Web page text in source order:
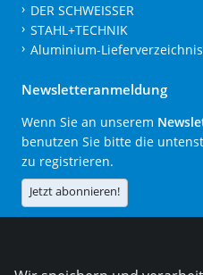
DER SCHWEISSER
STAHL+TECHNIK
Aluminium-Lieferverzeichnis
Newsletteranmeldung
Wenn Sie an unserem
benutzen Sie bitte die
zu registrieren.
Jetzt abonnieren!
Die DVS Media GmbH